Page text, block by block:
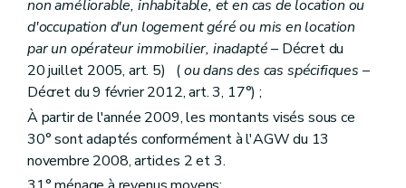
Art. 201
Art. 202
Art. 202bis
Titre V Dispositions finales
Art. 203
Art. 204
Art. 205
Art.205bis
Art. 206
Art. 207
non améliorable, inhabitable, et en cas de location ou
d'occupation d'un logement géré ou mis en location
par un opérateur immobilier, inadapté– Décret du
20 juillet 2005, art. 5) (ou dans des cas spécifiques –
Décret du 9 février 2012, art. 3, 17°) ;
À partir de l'année 2009, les montants visés sous ce
30° sont adaptés conformément à l'AGW du 13
novembre 2008, articles 2 et 3.